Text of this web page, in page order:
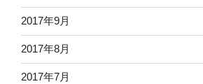
2017年9月
2017年8月
2017年7月